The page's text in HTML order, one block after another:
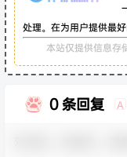
处理。在为用户提供最
本站仅提供信息存
0 条回复 A